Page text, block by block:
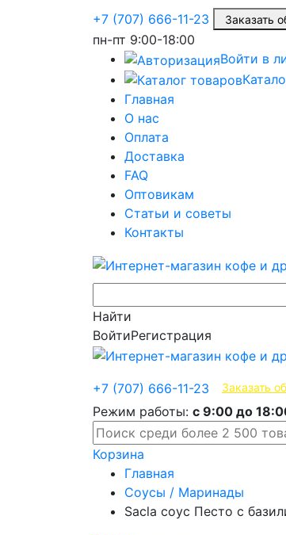
+7 (707) 666-11-23
пн-пт 9:00-18:00
Войти в
Главная
О нас
Оплата
Доставка
FAQ
Оптовикам
Статьи и советы
Контакты
Найти
ВойтиРегистрация
+7 (707) 666-11-23 Заказать
Режим работы: с 9:00 до
Корзина
Главная
Соусы / Маринады
Sacla соус Песто с